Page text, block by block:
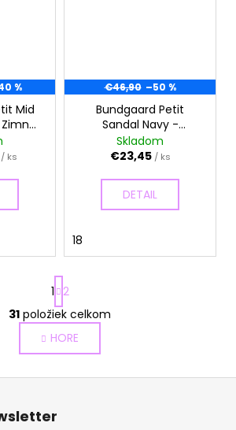
%
Mid
/ ks
€46,90 –50 %
Bundgaard Petit
Sandal Navy -
Sandálky
Skladom
€23,45 / ks
DETAIL
18
O
v
l
á
S
t
r
á
n
k
1 2
31 položiek celkom
HORE